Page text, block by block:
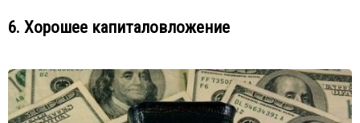
6. Хорошее капиталовложение